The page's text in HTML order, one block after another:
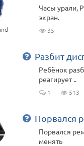
Часы урали,
экран.
35
Разбит
Ребёнок
реагирует ..
1 513
Порвался
Порвался
менять